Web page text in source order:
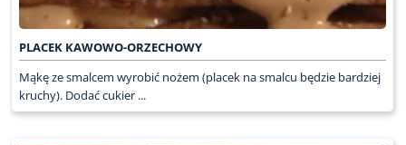
PLACEK KAWOWO-ORZECHOWY
Mąkę ze smalcem wyrobić nożem (placek na smalcu będzie bardziej
kruchy). Dodać cukier ...